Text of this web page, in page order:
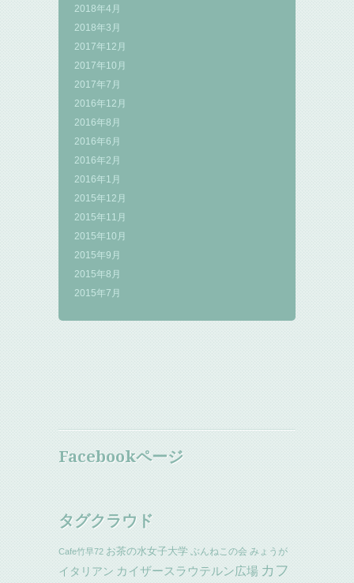
2018年4月
2018年3月
2017年12月
2017年10月
2017年7月
2016年12月
2016年8月
2016年6月
2016年2月
2016年1月
2015年12月
2015年11月
2015年10月
2015年9月
2015年8月
2015年7月
Facebookページ
タグクラウド
Cafe竹早72 お茶の水女子大学 ぶんねこの会 みょうが
イタリアン カイザースラウテルン広場 カフ